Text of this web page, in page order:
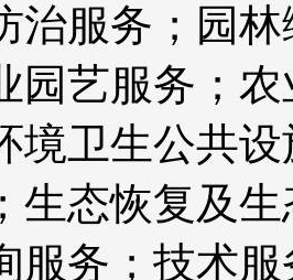
治服务；园
园艺服务；
境卫生公共
生态恢复及
服务；技术